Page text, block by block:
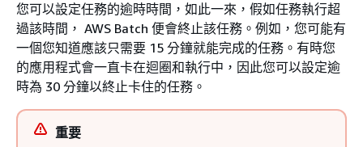
您可以設定任務的逾時時間，如此一來，假如任務執行超
過該時間， AWS Batch 便會終止該任務。例如，您可能有
一個您知道應該只需要 15 分鐘就能完成的任務。有時您
的應用程式會一直卡在迴圈和執行中，因此您可以設定逾
時為 30 分鐘以終止卡住的任務。
重要